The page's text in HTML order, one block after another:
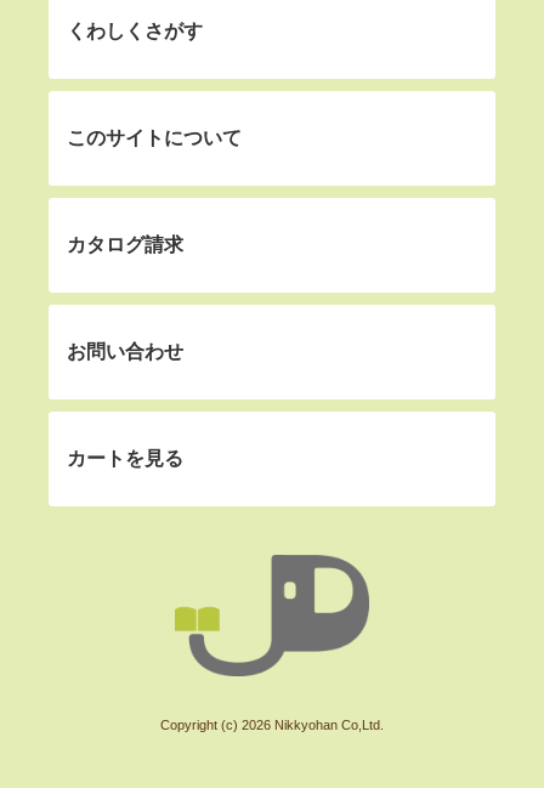
くわしくさがす
このサイトについて
カタログ請求
お問い合わせ
カートを見る
Copyright (c) 2026 Nikkyohan Co,Ltd.